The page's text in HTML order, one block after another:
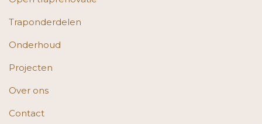
Traponderdelen
Onderhoud
Projecten
Over ons
Contact